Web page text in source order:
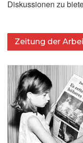
Diskussionen zu
Zeitung der